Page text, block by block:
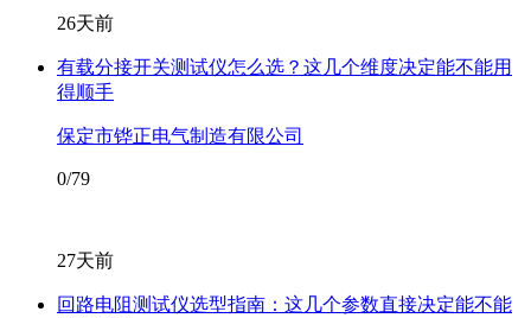
26天前
有载分接开关测试仪怎么选？这几个维度决定能不能用
得顺手
保定市铧正电气制造有限公司
0/79
27天前
回路电阻测试仪选型指南：这几个参数直接决定能不能